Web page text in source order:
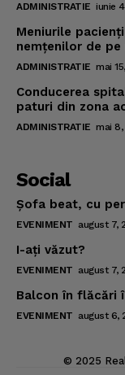
ADMINISTRATIE iunie
Meniurile
nemţenilor de
ADMINISTRATIE mai
Conducerea
paturi din zona
ADMINISTRATIE mai 8,
Social
Şofa beat, cu
EVENIMENT august 7,
I-aţi văzut?
EVENIMENT august 7,
Balcon în flăcări
EVENIMENT august 6,
© 2025